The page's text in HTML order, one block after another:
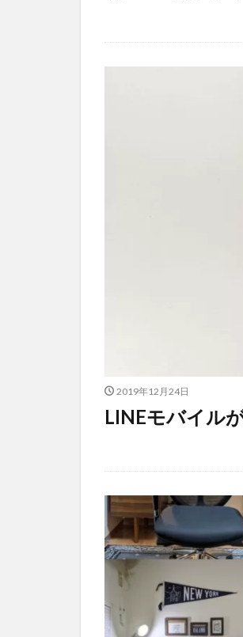
2019年12月24日
LINEモバイル